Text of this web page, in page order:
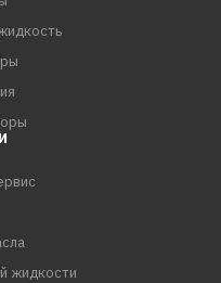
жидкости